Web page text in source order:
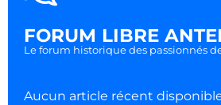
FORUM LIBRE
Le forum historique des passionnés
Aucun article récent